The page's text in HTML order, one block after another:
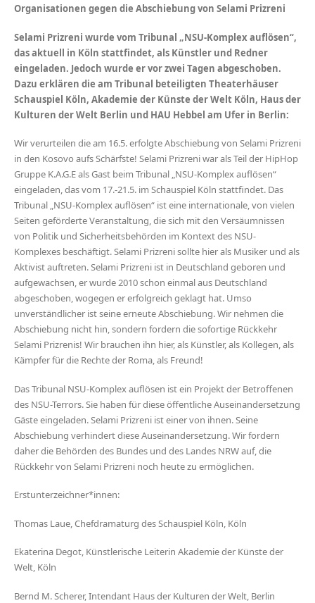
Organisationen gegen die Abschiebung von Selami Prizreni
Selami Prizreni wurde vom Tribunal „NSU-Komplex auflösen“,
das aktuell in Köln stattfindet, als Künstler und Redner
eingeladen. Jedoch wurde er vor zwei Tagen abgeschoben.
Dazu erklären die am Tribunal beteiligten Theaterhäuser
Schauspiel Köln, Akademie der Künste der Welt Köln, Haus der
Kulturen der Welt Berlin und HAU Hebbel am Ufer in Berlin:
Wir verurteilen die am 16.5. erfolgte Abschiebung von Selami Prizreni
in den Kosovo aufs Schärfste! Selami Prizreni war als Teil der HipHop
Gruppe K.A.G.E als Gast beim Tribunal „NSU-Komplex auflösen“
eingeladen, das vom 17.-21.5. im Schauspiel Köln stattfindet. Das
Tribunal „NSU-Komplex auflösen“ ist eine internationale, von vielen
Seiten geförderte Veranstaltung, die sich mit den Versäumnissen
von Politik und Sicherheitsbehörden im Kontext des NSU-
Komplexes beschäftigt. Selami Prizreni sollte hier als Musiker und als
Aktivist auftreten. Selami Prizreni ist in Deutschland geboren und
aufgewachsen, er wurde 2010 schon einmal aus Deutschland
abgeschoben, wogegen er erfolgreich geklagt hat. Umso
unverständlicher ist seine erneute Abschiebung. Wir nehmen die
Abschiebung nicht hin, sondern fordern die sofortige Rückkehr
Selami Prizrenis! Wir brauchen ihn hier, als Künstler, als Kollegen, als
Kämpfer für die Rechte der Roma, als Freund!
Das Tribunal NSU-Komplex auflösen ist ein Projekt der Betroffenen
des NSU-Terrors. Sie haben für diese öffentliche Auseinandersetzung
Gäste eingeladen. Selami Prizreni ist einer von ihnen. Seine
Abschiebung verhindert diese Auseinandersetzung. Wir fordern
daher die Behörden des Bundes und des Landes NRW auf, die
Rückkehr von Selami Prizreni noch heute zu ermöglichen.
Erstunterzeichner*innen:
Thomas Laue, Chefdramaturg des Schauspiel Köln, Köln
Ekaterina Degot, Künstlerische Leiterin Akademie der Künste der
Welt, Köln
Bernd M. Scherer, Intendant Haus der Kulturen der Welt, Berlin